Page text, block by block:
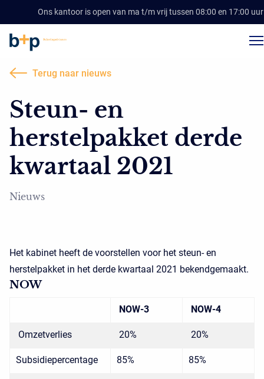
Ons kantoor is open van ma t/m vrij tussen 08:00 en 17:00 uur
Terug naar nieuws
Steun- en
herstelpakket derde
kwartaal 2021
Nieuws
Het kabinet heeft de voorstellen voor het steun- en
herstelpakket in het derde kwartaal 2021 bekendgemaakt.
NOW
NOW-3 NOW-4
Omzetverlies 20% 20%
Subsidiepercentage 85% 85%